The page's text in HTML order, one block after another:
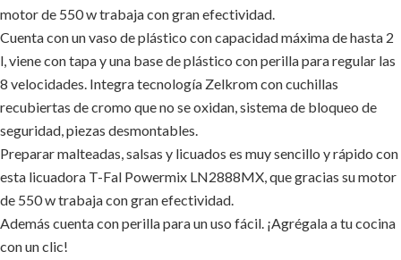
motor de 550 w trabaja con gran efectividad.
Cuenta con un vaso de plástico con capacidad máxima de hasta 2
l, viene con tapa y una base de plástico con perilla para regular las
8 velocidades. Integra tecnología Zelkrom con cuchillas
recubiertas de cromo que no se oxidan, sistema de bloqueo de
seguridad, piezas desmontables.
Preparar malteadas, salsas y licuados es muy sencillo y rápido con
esta licuadora T-Fal Powermix LN2888MX, que gracias su motor
de 550 w trabaja con gran efectividad.
Además cuenta con perilla para un uso fácil. ¡Agrégala a tu cocina
con un clic!